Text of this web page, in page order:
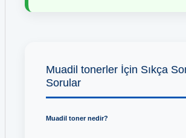
Muadil tonerler İçin Sıkça
Sorular
Muadil toner nedir?